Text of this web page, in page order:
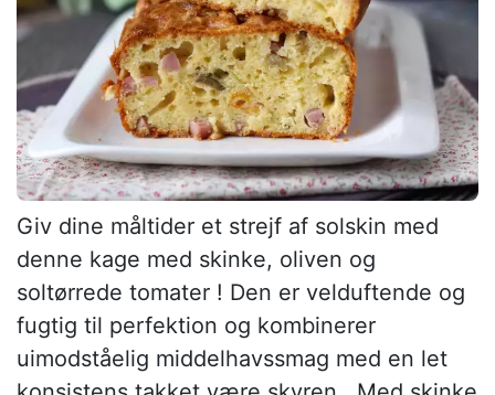
Giv dine måltider et strejf af solskin med
denne kage med skinke, oliven og
soltørrede tomater ! Den er velduftende og
fugtig til perfektion og kombinerer
uimodståelig middelhavssmag med en let